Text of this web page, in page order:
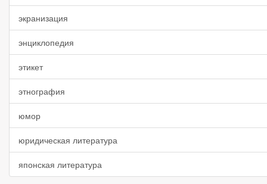
экранизация
энциклопедия
этикет
этнография
юмор
юридическая литература
японская литература